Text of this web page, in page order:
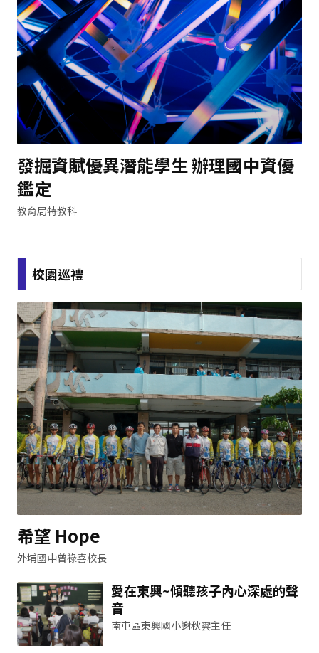
發掘資賦優異潛能學生 辦理國中資優
鑑定
教育局特教科
校園巡禮
希望 Hope
外埔國中曾祿喜校長
愛在東興~傾聽孩子內心深處的聲
音
南屯區東興國小謝秋雲主任